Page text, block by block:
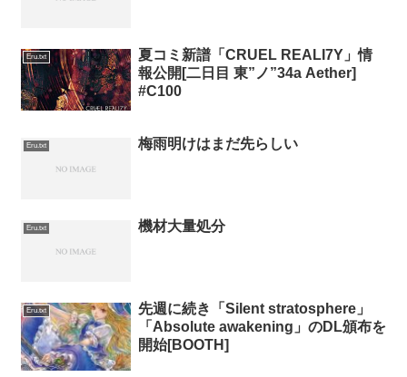
Eru.txt
夏コミ新譜「CRUEL REALI7Y」情
報公開[二日目 東”ノ”34a Aether]
#C100
Eru.txt 梅雨明けはまだ先らしい
Eru.txt 機材大量処分
Eru.txt
先週に続き「Silent stratosphere」
「Absolute awakening」のDL頒布を
開始[BOOTH]